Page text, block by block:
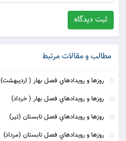
ثبت دیدگاه
مطالب و مقالات مرتبط
روزها و رويدادهاي فصل بهار ( ارديبهشت)
روزها و رويدادهاي فصل بهار ( خرداد)
روزها و رويدادهاي فصل تابستان (تير)
روزها و رويدادهاي فصل تابستان (مرداد)